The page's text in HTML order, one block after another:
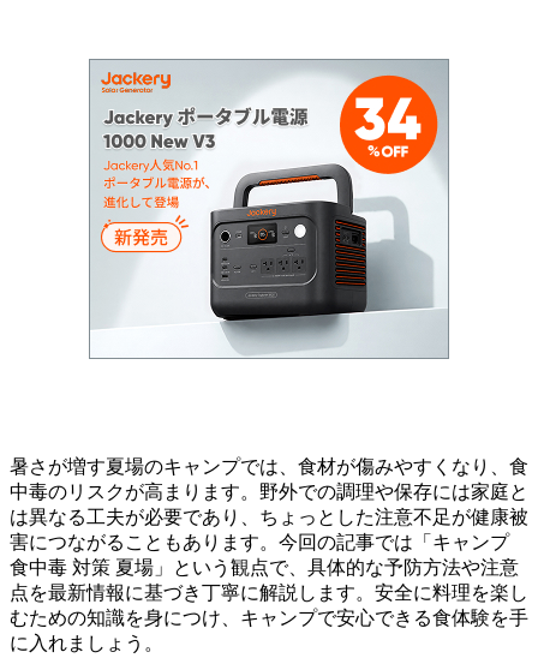
暑さが増す夏場のキャンプでは、食材が傷みやすくなり、食
中毒のリスクが高まります。野外での調理や保存には家庭と
は異なる工夫が必要であり、ちょっとした注意不足が健康被
害につながることもあります。今回の記事では「キャンプ
食中毒 対策 夏場」という観点で、具体的な予防方法や注意
点を最新情報に基づき丁寧に解説します。安全に料理を楽し
むための知識を身につけ、キャンプで安心できる食体験を手
に入れましょう。